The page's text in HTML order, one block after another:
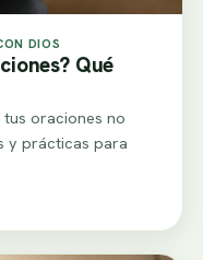
DIOS
Qué
tus oraciones no
y prácticas para